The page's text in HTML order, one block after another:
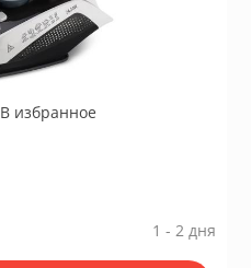
В избранное
1 - 2 дня